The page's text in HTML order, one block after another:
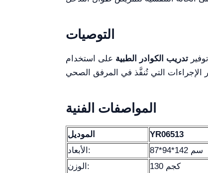
التوصيات
تدريب الكوادر الطبية على استخدام
المواصفات الفنية
الموديل
YR06513
الأبعاد:
87*94*142 سم
الوزن:
130 كجم